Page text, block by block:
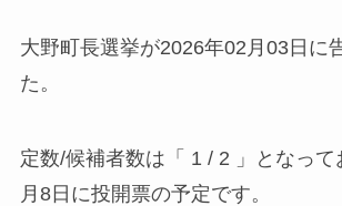
大野町長選挙が2026年02月03日に
た。
定数/候補者数は「 1 / 2 」となって
月8日に投開票の予定です。